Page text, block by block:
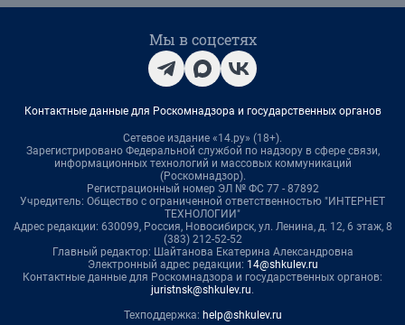
Мы в соцсетях
Контактные данные для Роскомнадзора и государственных органов
Сетевое издание «14.ру» (18+).
Зарегистрировано Федеральной службой по надзору в сфере связи,
информационных технологий и массовых коммуникаций
(Роскомнадзор).
Регистрационный номер ЭЛ № ФС 77 - 87892
Учредитель: Общество с ограниченной ответственностью "ИНТЕРНЕТ
ТЕХНОЛОГИИ"
Адрес редакции: 630099, Россия, Новосибирск, ул. Ленина, д. 12, 6 этаж, 8
(383) 212-52-52
Главный редактор: Шайтанова Екатерина Александровна
Электронный адрес редакции: 14@shkulev.ru
Контактные данные для Роскомнадзора и государственных органов:
juristnsk@shkulev.ru.
Техподдержка: help@shkulev.ru